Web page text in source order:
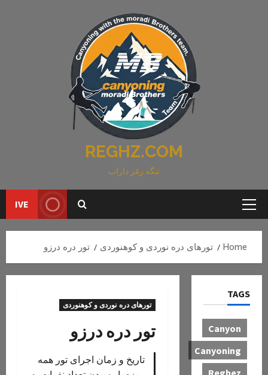
REGHZ.COM
تنگه رغز داراب
Primary
IVE
Home تورهای دره نوردی و کوهنوردی تور دره درزو
تورهای دره نوردی و کوهنوردی
تور دره درزو
تاریخ و زمان اجرای تور همه
TAGS
Canyon
Canyoning
Reghez